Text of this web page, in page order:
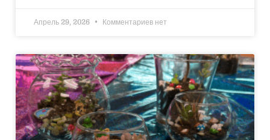
Апрель 29, 2026 Комментариев нет